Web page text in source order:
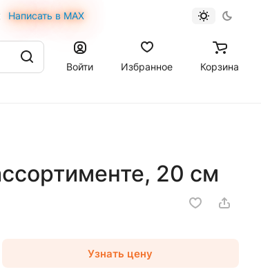
Написать в MAX
Войти Избранное Корзина
20 см
Узнать цену